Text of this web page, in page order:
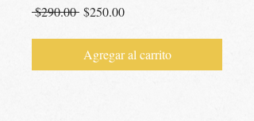
$290.00 Precio
$250.00Precio
oferta
Agregar al carrito